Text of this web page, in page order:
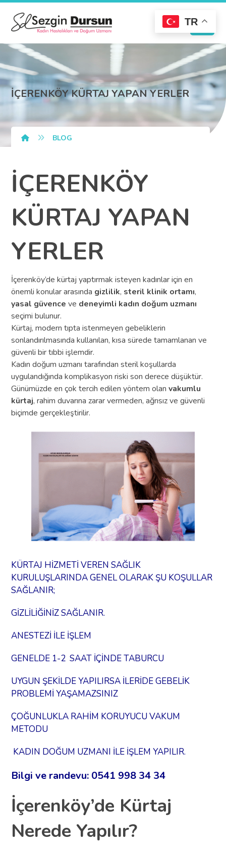
İÇERENKÖY KÜRTAJ YAPAN YERLER
BLOG
İÇERENKÖY
KÜRTAJ YAPAN
YERLER
İçerenköy’de kürtaj yaptırmak isteyen kadınlar için en
önemli konular arasında gizlilik, steril klinik ortamı,
yasal güvence ve deneyimli kadın doğum uzmanı
seçimi bulunur.
Kürtaj, modern tıpta istenmeyen gebeliklerin
sonlandırılmasında kullanılan, kısa sürede tamamlanan ve
güvenli bir tıbbi işlemdir.
Kadın doğum uzmanı tarafından steril koşullarda
uygulandığında komplikasyon riski son derece düşüktür.
Günümüzde en çok tercih edilen yöntem olanvakumlu
kürtaj, rahim duvarına zarar vermeden, ağrısız ve güvenli
biçimde gerçekleştirilir.
KÜRTAJ HİZMETİ VEREN SAĞLIK
KURULUŞLARINDA GENEL OLARAK ŞU KOŞULLAR
SAĞLANIR;
GİZLİLİĞİNİZ SAĞLANIR.
ANESTEZİ İLE İŞLEM
GENELDE 1-2 SAAT İÇİNDE TABURCU
UYGUN ŞEKİLDE YAPILIRSA İLERİDE GEBELİK
PROBLEMİ YAŞAMAZSINIZ
ÇOĞUNLUKLA RAHİM KORUYUCU VAKUM
METODU
KADIN DOĞUM UZMANI İLE İŞLEM YAPILIR.
Bilgi ve randevu: 0541 998 34 34
İçerenköy’de Kürtaj
Nerede Yapılır?
TR